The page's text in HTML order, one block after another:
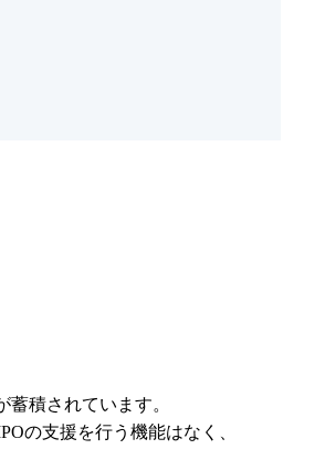
積されています。
の支援を行う機能はなく、